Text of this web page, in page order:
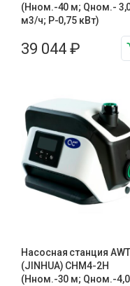
(Hном.-40 м; Qном.-
м3/ч; P-0,75 кВт)
39 044 ₽
Насосная станция AWT
(JINHUA) CHM4-2H
(Hном.-30 м; Qном.-4,0